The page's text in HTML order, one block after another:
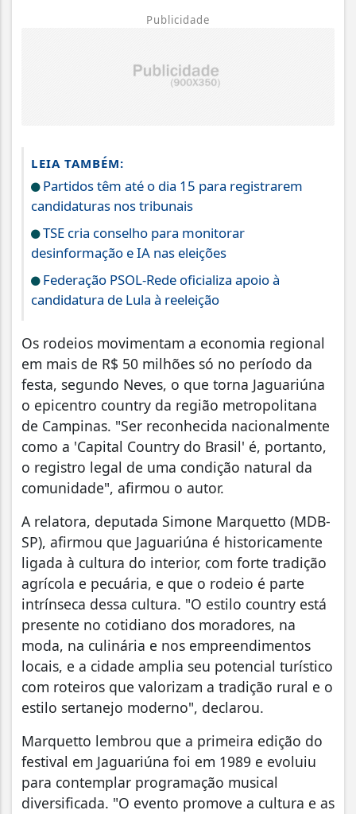
Publicidade
LEIA TAMBÉM:
Partidos têm até o dia 15 para registrarem
candidaturas nos tribunais
TSE cria conselho para monitorar
desinformação e IA nas eleições
Federação PSOL-Rede oficializa apoio à
candidatura de Lula à reeleição
Os rodeios movimentam a economia regional
em mais de R$ 50 milhões só no período da
festa, segundo Neves, o que torna Jaguariúna
o epicentro country da região metropolitana
de Campinas. "Ser reconhecida nacionalmente
como a 'Capital Country do Brasil' é, portanto,
o registro legal de uma condição natural da
comunidade", afirmou o autor.
A relatora, deputada Simone Marquetto (MDB-
SP), afirmou que Jaguariúna é historicamente
ligada à cultura do interior, com forte tradição
agrícola e pecuária, e que o rodeio é parte
intrínseca dessa cultura. "O estilo country está
presente no cotidiano dos moradores, na
moda, na culinária e nos empreendimentos
locais, e a cidade amplia seu potencial turístico
com roteiros que valorizam a tradição rural e o
estilo sertanejo moderno", declarou.
Marquetto lembrou que a primeira edição do
festival em Jaguariúna foi em 1989 e evoluiu
para contemplar programação musical
diversificada. "O evento promove a cultura e as